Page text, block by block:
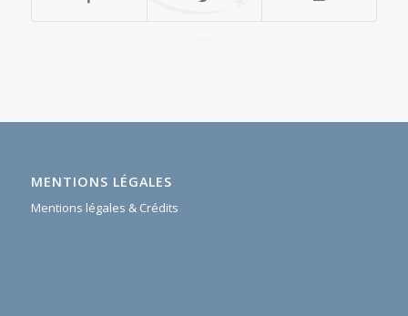
MENTIONS LÉGALES
Mentions légales & Crédits